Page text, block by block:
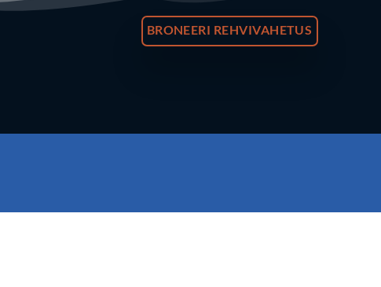
BRONEERI REHVIVAHETUS